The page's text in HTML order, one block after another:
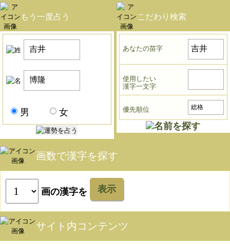
もう一度占う
男 女
こだわり検索
あなたの苗字
使用したい
漢字一文字
優先順位
画数で漢字を探す
画の漢字を 表示
サイト内コンテンツ